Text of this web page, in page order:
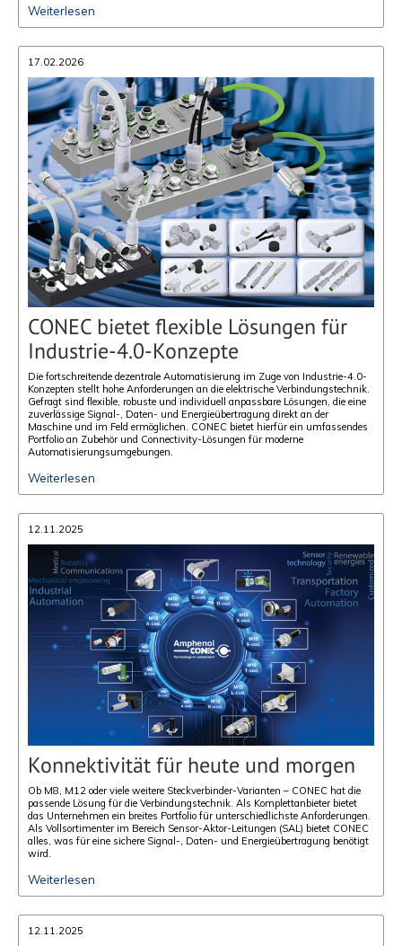
Weiterlesen
17.02.2026
CONEC bietet flexible Lösungen für
Industrie-4.0-Konzepte
Die fortschreitende dezentrale Automatisierung im Zuge von Industrie-4.0-
Konzepten stellt hohe Anforderungen an die elektrische Verbindungstechnik.
Gefragt sind flexible, robuste und individuell anpassbare Lösungen, die eine
zuverlässige Signal-, Daten- und Energieübertragung direkt an der
Maschine und im Feld ermöglichen. CONEC bietet hierfür ein umfassendes
Portfolio an Zubehör und Connectivity-Lösungen für moderne
Automatisierungsumgebungen.
Weiterlesen
12.11.2025
Konnektivität für heute und morgen
Ob M8, M12 oder viele weitere Steckverbinder-Varianten – CONEC hat die
passende Lösung für die Verbindungstechnik. Als Komplettanbieter bietet
das Unternehmen ein breites Portfolio für unterschiedlichste Anforderungen.
Als Vollsortimenter im Bereich Sensor-Aktor-Leitungen (SAL) bietet CONEC
alles, was für eine sichere Signal-, Daten- und Energieübertragung benötigt
wird.
Weiterlesen
12.11.2025